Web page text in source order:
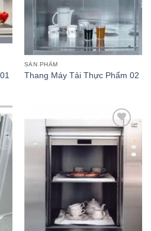
danh
sách
yêu
thích
SẢN PHẨM
Thang Máy Tải Thực Phẩm 02
Thêm
thích